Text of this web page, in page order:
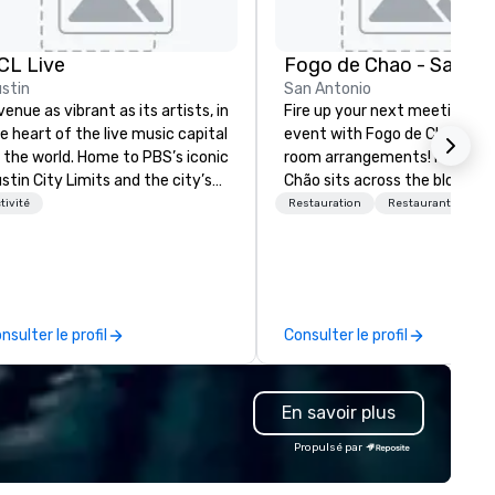
Live
as vibrant as its artists, in
heart of the live music capital
world. Home to PBS’s iconic
City Limits and the city’s
memorable music moments
Get close to your
artists, whether you’re
front row or hanging out
the back, and keep the music
le profil
San Antonio
Fire up your next meeting or
event with Fogo de Chao's
room arrangements! Fogo de
Chão sits across the block
the Henry B Gonzalez
the Alamo City. This location
offers some of the most
event spaces downtown to
accommodate groups any
to 350 guests at once. Private
rooms are equipped with
complimentary AV
Restauration Restaurant/Bar
Consulter le profil
En savoir plus
Propulsé par